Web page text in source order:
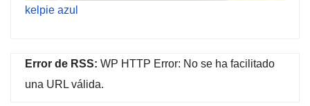
kelpie azul
Error de RSS: WP HTTP Error: No se ha facilitado
una URL válida.